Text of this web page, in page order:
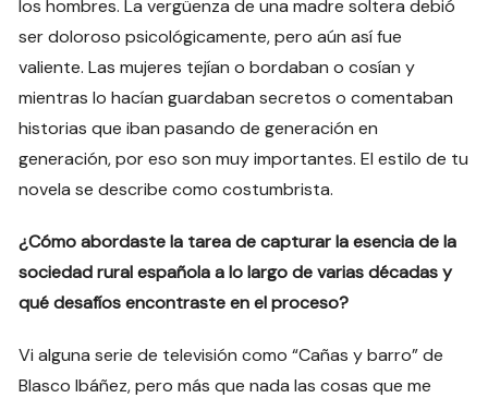
los hombres. La vergüenza de una madre soltera debió
ser doloroso psicológicamente, pero aún así fue
valiente. Las mujeres tejían o bordaban o cosían y
mientras lo hacían guardaban secretos o comentaban
historias que iban pasando de generación en
generación, por eso son muy importantes. El estilo de tu
novela se describe como costumbrista.
¿Cómo abordaste la tarea de capturar la esencia de la
sociedad rural española a lo largo de varias décadas y
qué desafíos encontraste en el proceso?
Vi alguna serie de televisión como “Cañas y barro” de
Blasco Ibáñez, pero más que nada las cosas que me